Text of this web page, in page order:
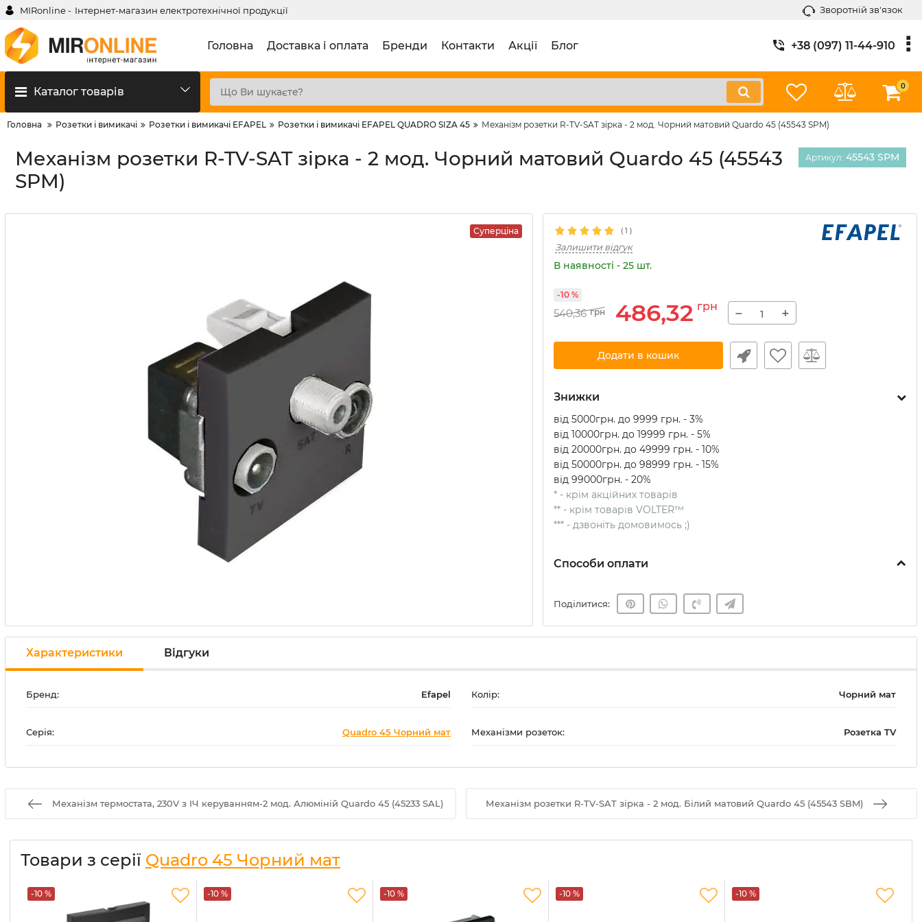
MIRonline - Інтернет-магазин електротехнічної продукції Зворотній зв'язок
Головна Доставка і оплата Бренди Контакти Акції Блог +38 (097) 11-44-910
Каталог товарів 0
Головна Розетки і вимикачі Розетки і вимикачі EFAPEL Розетки і вимикачі EFAPEL QUADRO SIZA 45 Механізм розетки R-TV-SAT зірка - 2 мод. Чорний матовий Quardo 45 (45543 SPM)
Механізм розетки R-TV-SAT зірка - 2 мод. Чорний матовий Quardo 45 (45543
SPM)
Артикул: 45543 SPM
Суперціна ( 1 )
Залишити відгук
В наявності - 25 шт.
540,36 грн 486,32 грн
-10 %
− +
Додати в кошик
Знижки
від 5000грн. до 9999 грн. - 3%
від 10000грн. до 19999 грн. - 5%
від 20000грн. до 49999 грн. - 10%
від 50000грн. до 98999 грн. - 15%
від 99000грн. - 20%
* - крім акційних товарів
** - крім товарів VOLTER™
*** - дзвоніть домовимось ;)
Способи оплати
Поділитися:
Характеристики Відгуки
Бренд: Efapel Колір: Чорний мат
Серія: Quadro 45 Чорний мат Механізми розеток: Розетка TV
Механізм термостата, 230V з ІЧ керуванням-2 мод. Алюміній Quardo 45 (45233 SAL) Механізм розетки R-TV-SAT зірка - 2 мод. Білий матовий Quardo 45 (45543 SBM)
Товари з серії Quadro 45 Чорний мат
-10 % -10 % -10 % -10 % -10 %